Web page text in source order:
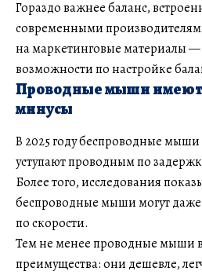
Гораздо важнее баланс,
современными
на маркетинговые материалы —
возможности по настройке
Проводные мыши имеют
минусы
В 2025 году беспроводные
уступают проводным по
Более того, исследования
беспроводные мыши могут
по скорости.
Тем не менее проводные мыши
преимущества: они дешевле,